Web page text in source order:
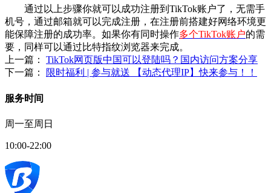
通过以上步骤你就可以成功注册到TikTok账户了，无需手
机号，通过邮箱就可以完成注册，在注册前搭建好网络环境更
能保障注册的成功率。如果你有同时操作多个TikTok账户的需
要，同样可以通过比特指纹浏览器来完成。
上一篇： TikTok网页版中国可以登陆吗？国内访问方案分享
下一篇：
限时福利 | 参与就送 【动态代理IP】快来参与！！
服务时间
周一至周日
10:00-22:00